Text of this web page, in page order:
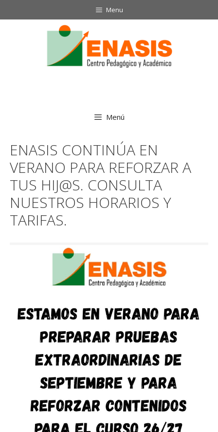
Menu
Menú
ENASIS CONTINÚA EN
VERANO PARA REFORZAR A
TUS HIJ@S. CONSULTA
NUESTROS HORARIOS Y
TARIFAS.